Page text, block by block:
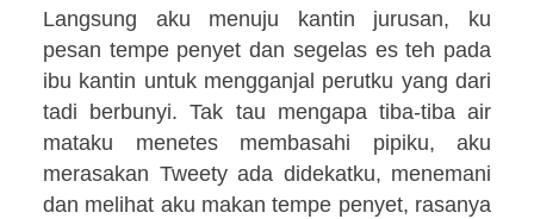
Langsung aku menuju kantin jurusan, ku
pesan tempe penyet dan segelas es teh pada
ibu kantin untuk mengganjal perutku yang dari
tadi berbunyi. Tak tau mengapa tiba-tiba air
mataku menetes membasahi pipiku, aku
merasakan Tweety ada didekatku, menemani
dan melihat aku makan tempe penyet, rasanya